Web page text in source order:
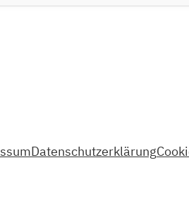
Datenschutzerklärung